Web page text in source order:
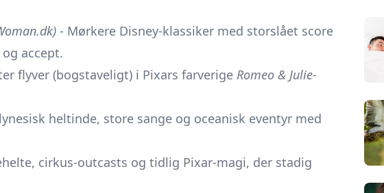
- Mørkere Disney-klassiker med storslået score
accept.
flyver (bogstaveligt) i Pixars farverige Romeo & Julie-
heltinde, store sange og oceanisk eventyr med
cirkus-outcasts og tidlig Pixar-magi, der stadig